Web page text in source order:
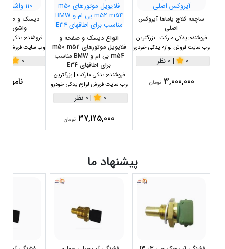
ساچمه کلاچ یاماها آیروکس
اصلی
فروشنده: یدکی مارکت | بزرگترین
وب سایت فروش لوازم یدکی خودرو
0
| 0 نظر
3,000,000 تومان
انواع دیسک و صفحه و
فلایویل موتورهای m50 m52
m54 بی ام و BMW مناسب
برای اطاقهای E34
فروشنده: یدکی مارکت | بزرگترین
وب سایت فروش لوازم یدکی خودرو
0
| 0 نظر
37,125,000 تومان
واشور VASURE
فروشنده: یدکی
وب سایت فروش
0
پیشنهاد ما